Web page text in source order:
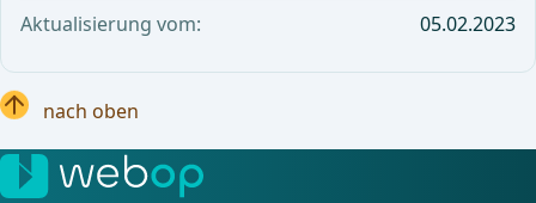
Aktualisierung vom:
05.02.2023
nach oben